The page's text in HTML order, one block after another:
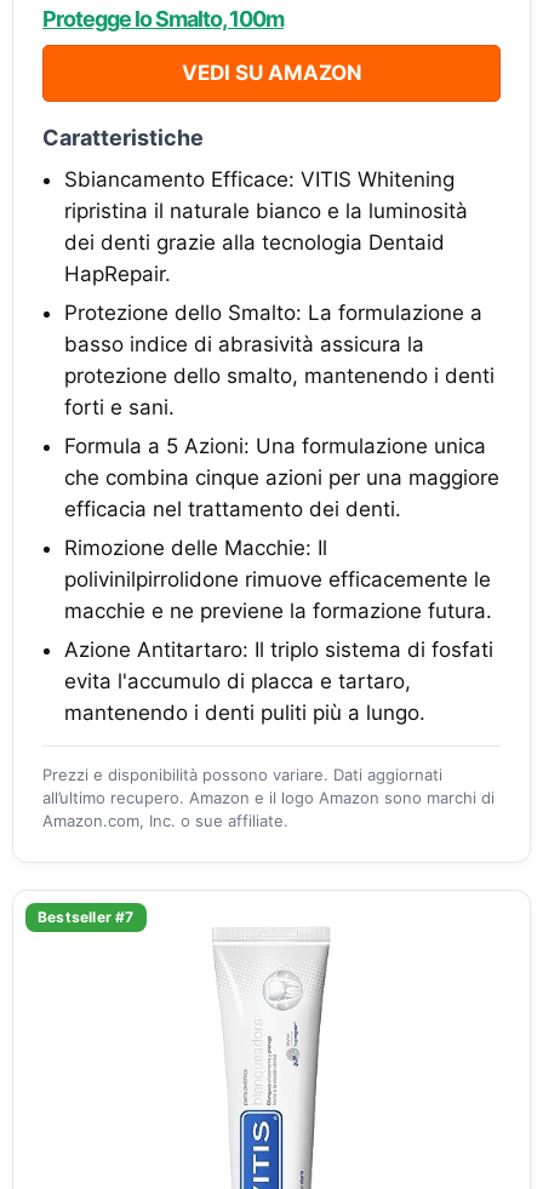
Protegge lo Smalto, 100m
VEDI SU AMAZON
Caratteristiche
Sbiancamento Efficace: VITIS Whitening
ripristina il naturale bianco e la luminosità
dei denti grazie alla tecnologia Dentaid
HapRepair.
Protezione dello Smalto: La formulazione a
basso indice di abrasività assicura la
protezione dello smalto, mantenendo i denti
forti e sani.
Formula a 5 Azioni: Una formulazione unica
che combina cinque azioni per una maggiore
efficacia nel trattamento dei denti.
Rimozione delle Macchie: Il
polivinilpirrolidone rimuove efficacemente le
macchie e ne previene la formazione futura.
Azione Antitartaro: Il triplo sistema di fosfati
evita l'accumulo di placca e tartaro,
mantenendo i denti puliti più a lungo.
Prezzi e disponibilità possono variare. Dati aggiornati
all’ultimo recupero. Amazon e il logo Amazon sono marchi di
Amazon.com, Inc. o sue affiliate.
Bestseller #7